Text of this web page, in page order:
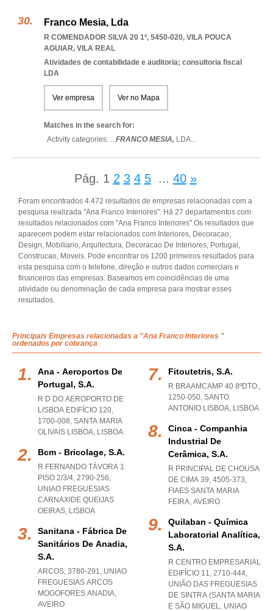
Franco Mesia, Lda
R COMENDADOR SILVA 20 1º, 5450-020, VILA POUCA
AGUIAR, VILA REAL
Atividades de contabilidade e auditoria; consultoria fiscal
LDA
Ver empresa Ver no Mapa
Matches in the search for:
Activity categories: ...FRANCO MESIA, LDA...
Pág. 1 2 3 4 5 ... 40 »
Foram encontrados 4.472 resultados de empresas relacionadas com a
pesquisa realizada "Ana Franco Interiores". Há 27 departamentos com
resultados relacionados com "Ana Franco Interiores".Os resultados que
aparecem podem estar relacionados com Interiores, Decoracao,
Design, Mobiliario, Arquitectura, Decoracao De Interiores, Portugal,
Construcao, Moveis. Pode encontrar os 1200 primeiros resultados para
esta pesquisa com o telefone, direção e outros dados comerciais e
financeiros das empresas. Baseamos em coincidências de uma
atividade ou denominação de cada empresa para mostrar esses
resultados.
Principais Empresas relacionadas a "Ana Franco Interiores "
ordenados por cobrança
Ana - Aeroportos De
Portugal, S.a.
R D DO AEROPORTO DE
LISBOA EDIFÍCIO 120,
1700-008, SANTA MARIA
OLIVAIS LISBOA, LISBOA
Bcm - Bricolage, S.a.
R FERNANDO TÁVORA 1
PISO 2/3/4, 2790-256,
UNIAO FREGUESIAS
CARNAXIDE QUEIJAS
OEIRAS, LISBOA
Sanitana - Fábrica De
Sanitários De Anadia,
S.a.
ARCOS, 3780-291, UNIAO
FREGUESIAS ARCOS
MOGOFORES ANADIA,
AVEIRO
Fitoutetris, S.a.
R BRAAMCAMP 40 8ºDTO.,
1250-050, SANTO
ANTONIO LISBOA, LISBOA
Cinca - Companhia
Industrial De
Cerâmica, S.a.
R PRINCIPAL DE CHOUSA
DE CIMA 39, 4505-373,
FIAES SANTA MARIA
FEIRA, AVEIRO
Quilaban - Química
Laboratorial Analítica,
S.a.
R CENTRO EMPRESARIAL
EDIFÍCIO 11, 2710-444,
UNIÃO DAS FREGUESIAS
DE SINTRA (SANTA MARIA
E SÃO MIGUEL, UNIAO